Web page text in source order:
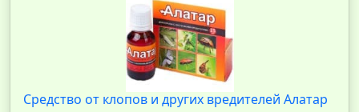
Средство от клопов и других вредителей Алатар